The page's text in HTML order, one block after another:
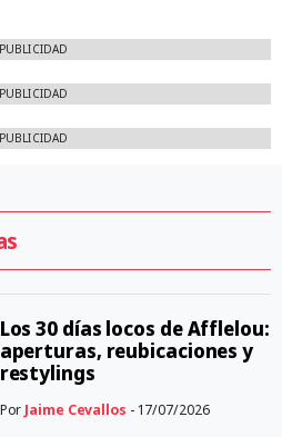
PUBLICIDAD
PUBLICIDAD
PUBLICIDAD
Los 30 días locos de Afflelou:
aperturas, reubicaciones y
restylings
Por Jaime Cevallos - 17/07/2026